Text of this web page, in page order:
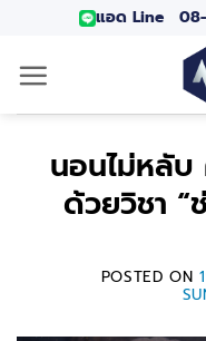
แอด Line
นอนไม่หลับ
ด้วยวิชา “
POSTED ON